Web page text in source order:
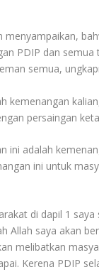
menyampaikan,
PDIP dan
semua,
kemenangan
persaingan
ini adalah
ini untuk
di dapil 1
Allah saya akan
melibatkan
Kerena PDIP